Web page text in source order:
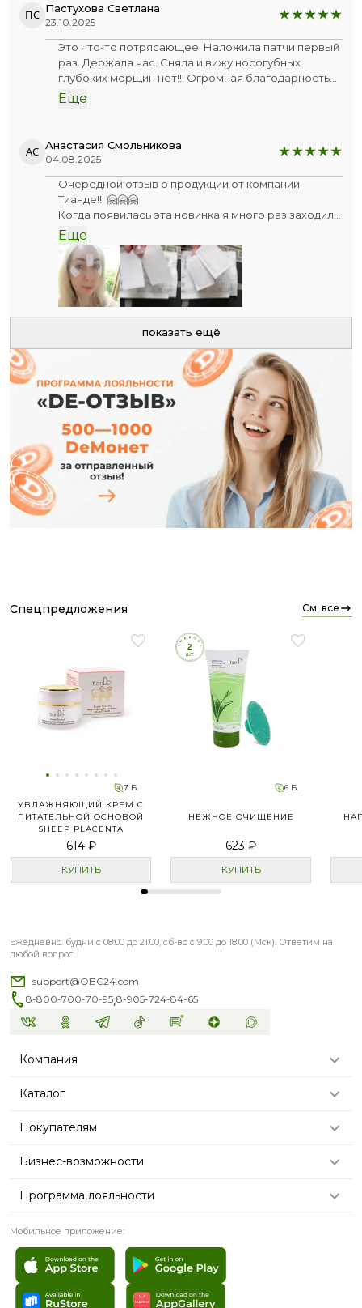
ПС Пастухова Светлана
23.10.2025
Это что-то потрясающее. Наложила патчи первый
раз. Держала час. Сняла и вижу носогубных
глубоких морщин нет!!! Огромная благодарность
за эти патчи. Буду заказывать ещё. Это просто
революционный прорыв!
Еще
АС Анастасия Смольникова
04.08.2025
Очередной отзыв о продукции от компании
Тианде!!! 🤗🤗🤗
Когда появилась эта новинка я много раз заходила
в личный кабинет и смотрела на них и думала ну и
как интересно они в деле!! 🤔🤔🤔 4 шт в упаковке
думаю наверное этого мало для полного эффекта
!! 🤔🤔🤔
Подруга все хвасталась своими фотками и
делилась по утрам какие они шикарные и тд и тп . Я
испытать на себе ! 🤣🤣 🤗
И что думаете ??
Они просто бомбические 💣💣💣
И что ? Что 4 шт в упаковке ! Оказалось , что их
просто можно аккуратно порезать ножницами и
После вскрытия упаковки нужно убрать в
холодильник, так кстати эффект будет еще лучше ,
патчи прохладные и очень приятный холодок когда
они в процессе !
Короче я довольна , результатом тоже !
Использовать патчи следует в течение 1 недели
после вскрытия упаковки! ☝️
Еще
показать ещё
спецпредложения см. все
7 Б.
УВЛАЖНЯЮЩИЙ КРЕМ С
ПИТАТЕЛЬНОЙ ОСНОВОЙ
SHEEP PLACENTA
614 ₽
КУПИТЬ
6 Б.
НЕЖНОЕ ОЧИЩЕНИЕ
623 ₽
КУПИТЬ
Ежедневно: будни с 08:00 до 21:00, сб-вс с 9:00 до 18:00 (Мск). Ответим на
любой вопрос
support@OBC24.com
8-800-700-70-95,8-905-724-84-65
Компания
Каталог
Покупателям
Бизнес-возможности
Программа лояльности
Мобильное приложение: